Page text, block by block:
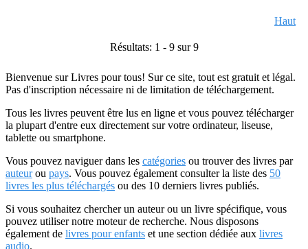
Haut
Résultats: 1 - 9 sur 9
Bienvenue sur Livres pour tous! Sur ce site, tout est gratuit et légal.
Pas d'inscription nécessaire ni de limitation de téléchargement.
Tous les livres peuvent être lus en ligne et vous pouvez télécharger
la plupart d'entre eux directement sur votre ordinateur, liseuse,
tablette ou smartphone.
Vous pouvez naviguer dans les catégories ou trouver des livres par
auteurou pays. Vous pouvez également consulter la liste des 50
livres les plus téléchargés ou des 10 derniers livres publiés.
Si vous souhaitez chercher un auteur ou un livre spécifique, vous
pouvez utiliser notre moteur de recherche. Nous disposons
également de livres pour enfants et une section dédiée aux livres
audio.